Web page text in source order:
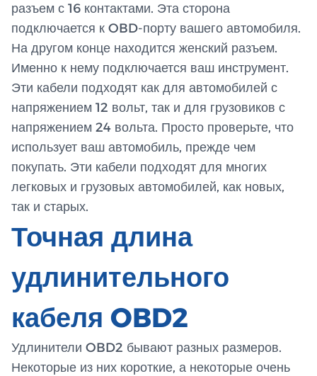
разъем с 16 контактами. Эта сторона
подключается к OBD-порту вашего автомобиля.
На другом конце находится женский разъем.
Именно к нему подключается ваш инструмент.
Эти кабели подходят как для автомобилей с
напряжением 12 вольт, так и для грузовиков с
напряжением 24 вольта. Просто проверьте, что
использует ваш автомобиль, прежде чем
покупать. Эти кабели подходят для многих
легковых и грузовых автомобилей, как новых,
так и старых.
Точная длина
удлинительного
кабеля OBD2
Удлинители OBD2 бывают разных размеров.
Некоторые из них короткие, а некоторые очень